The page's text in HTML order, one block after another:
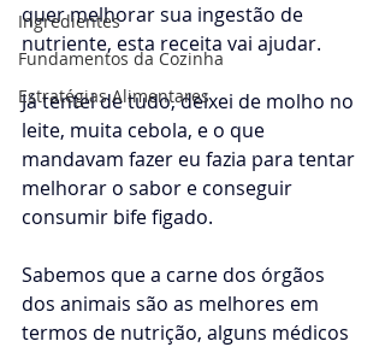
Ingredientes
Fundamentos da Cozinha
Estratégias Alimentares
quer melhorar sua ingestão de
nutriente, esta receita vai ajudar.
Já tentei de tudo, deixei de molho no
leite, muita cebola, e o que
mandavam fazer eu fazia para tentar
melhorar o sabor e conseguir
consumir bife figado.
Sabemos que a carne dos órgãos
dos animais são as melhores em
termos de nutrição, alguns médicos